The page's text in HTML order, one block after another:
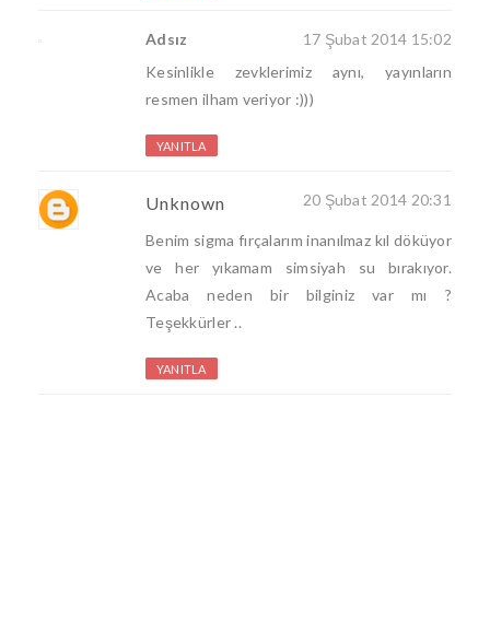
Adsız
17 Şubat 2014 15:02
Kesinlikle zevklerimiz aynı, yayınların
resmen ilham veriyor :)))
YANITLA
Unknown 20 Şubat 2014 20:31
Benim sigma fırçalarım inanılmaz kıl döküyor
ve her yıkamam simsiyah su bırakıyor.
Acaba neden bir bilginiz var mı ?
Teşekkürler ..
YANITLA